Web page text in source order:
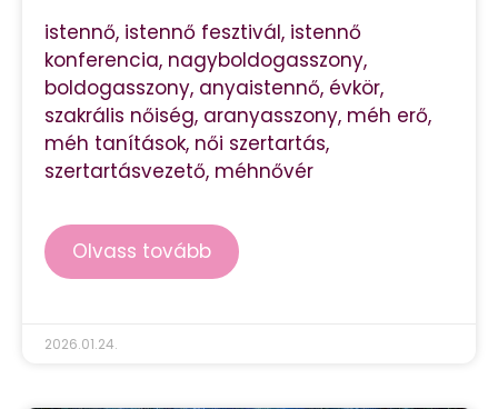
istennő, istennő fesztivál, istennő
konferencia, nagyboldogasszony,
boldogasszony, anyaistennő, évkör,
szakrális nőiség, aranyasszony, méh erő,
méh tanítások, női szertartás,
szertartásvezető, méhnővér
Olvass tovább
2026.01.24.